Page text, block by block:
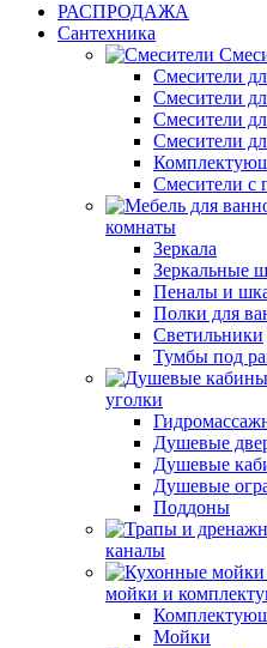
РАСПРОДАЖА
Сантехника
Смесители
Смесители
Смесители
Смесители
Смесители с
комнаты
Зеркала
Зеркальные
Пеналы и
Полки для
Светильники
Тумбы под
уголки
Душевые
Душевые
Душевые
Поддоны
каналы
мойки и
Мойки